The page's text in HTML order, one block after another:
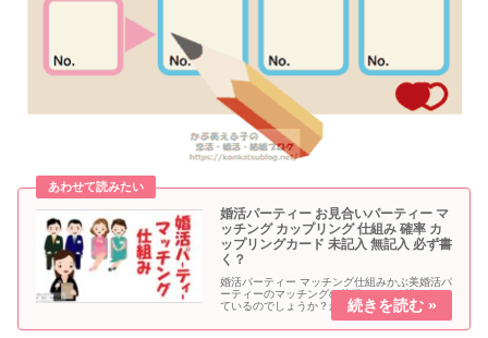
婚活パーティー お見合いパーティー マ
ッチング カップリング 仕組み 確率 カ
ップリングカード 未記入 無記入 必ず書
く？
婚活パーティー マッチング仕組みかぶ美婚活パ
ーティーのマッチングの仕組みはどの様になっ
ているのでしょうか？かつ夫基本的にカップリ
ングカードに記載した希望順に決まります。カ
ップリングカードとは？カップリングカードと